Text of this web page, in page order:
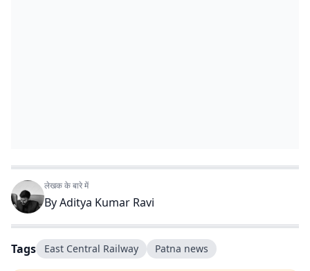
लेखक के बारे में
ByAditya Kumar Ravi
Tags East Central Railway Patna news